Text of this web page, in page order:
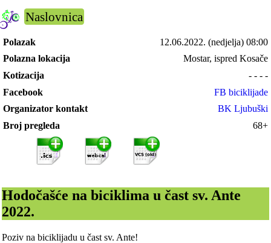
Naslovnica
Polazak 12.06.2022. (nedjelja) 08:00
Polazna lokacija
Mostar, ispred Kosače
Kotizacija
- - - -
Facebook
FB biciklijade
Organizator kontakt
BK Ljubuški
Broj pregleda
68+
Hodočašće na biciklima u čast sv. Ante
2022.
Poziv na biciklijadu u čast sv. Ante!